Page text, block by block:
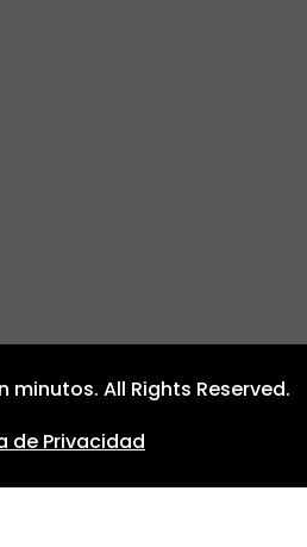
All Rights Reserved.
de Privacidad